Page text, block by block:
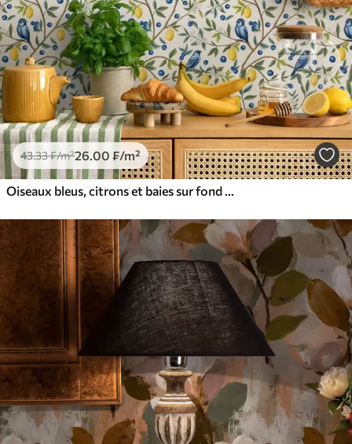
43.33₣/m²26.00 ₣/m²
Oiseaux bleus, citrons et baies sur fond blanc